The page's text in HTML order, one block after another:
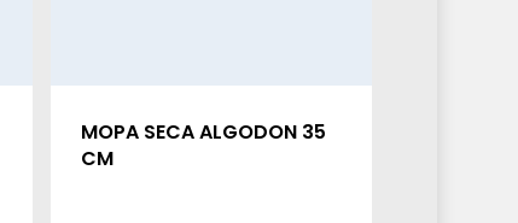
MOPA SECA ALGODON 35
CM